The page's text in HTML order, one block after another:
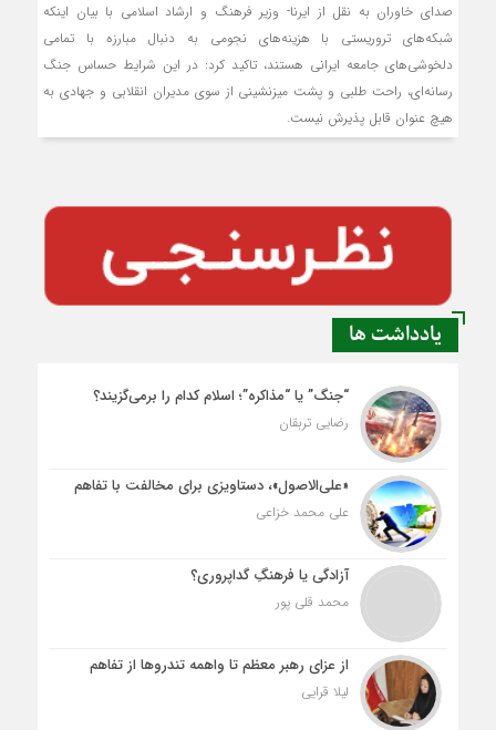
صدای خاوران به نقل از ایرنا- وزیر فرهنگ و ارشاد اسلامی با بیان اینکه
شبکه‌های تروریستی با هزینه‌های نجومی به دنبال مبارزه با تمامی
دلخوشی‌های جامعه ایرانی هستند، تاکید کرد: در این شرایط حساس جنگ
رسانه‌ای، راحت طلبی و پشت میزنشینی از سوی مدیران انقلابی و جهادی به
هیچ عنوان قابل پذیرش نیست.
یادداشت ها
“جنگ” یا “مذاکره”؛ اسلام کدام را برمی‌گزیند؟
رضایی تربقان
«علی‌الاصول»، دستاویزی برای مخالفت با تفاهم
علی محمد خزاعی
آزادگی یا فرهنگِ گداپروری؟
محمد قلی پور
از عزای رهبر معظم تا واهمه تندروها از تفاهم
لیلا قرایی